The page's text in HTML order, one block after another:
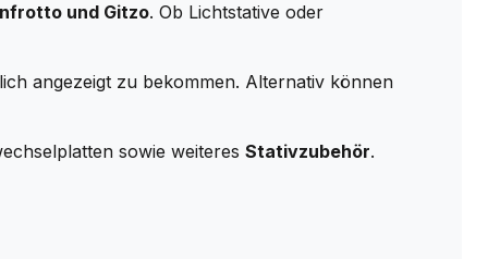
und Gitzo. Ob Lichtstative oder
angezeigt zu bekommen. Alternativ können
sowie weiteres Stativzubehör.